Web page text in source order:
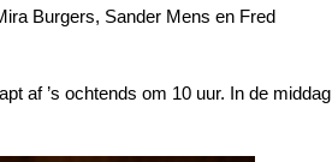
Burgers, Sander Mens en Fred
af ’s ochtends om 10 uur. In de middag